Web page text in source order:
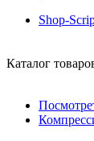
Shop-
Каталог